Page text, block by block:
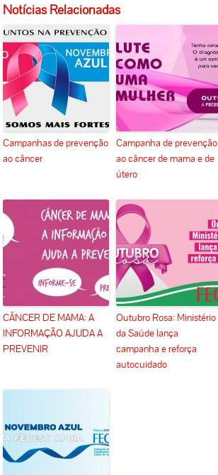
Notícias Relacionadas
Campanhas de prevenção
ao câncer
Campanha de prevenção
ao câncer de mama e de
útero
CÂNCER DE MAMA: A
INFORMAÇÃO AJUDA A
PREVENIR
Outubro Rosa: Ministério
da Saúde lança
campanha e reforça
autocuidado